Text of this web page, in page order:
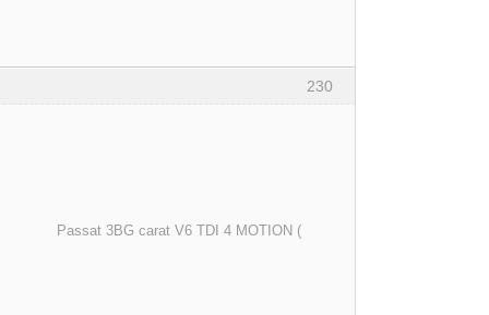
230
V6 TDI 4 MOTION (